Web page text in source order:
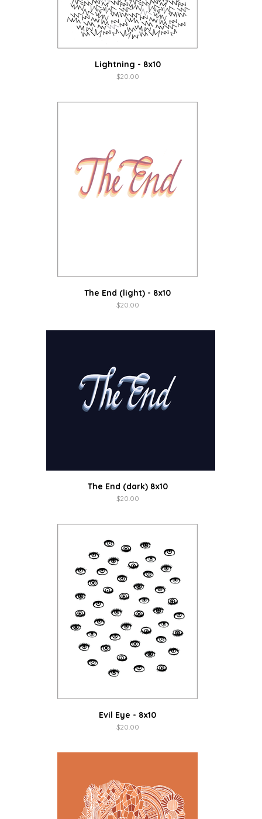
Lightning - 8x10
$20.00
The End (light) - 8x10
$20.00
The End (dark) 8x10
$20.00
Evil Eye - 8x10
$20.00